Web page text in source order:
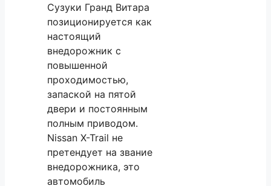
Сузуки Гранд Витара
позиционируется как
настоящий
внедорожник с
повышенной
проходимостью,
запаской на пятой
двери и постоянным
полным приводом.
Nissan X-Trail не
претендует на звание
внедорожника, это
автомобиль